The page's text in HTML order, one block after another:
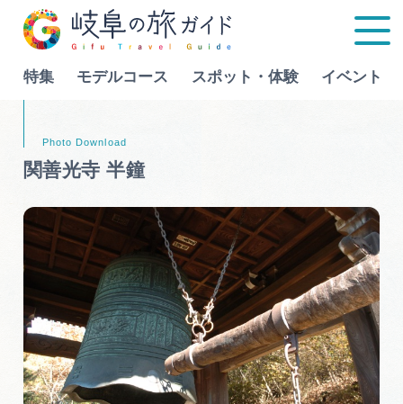
特集 モデルコース スポット・体験 イベント
特集
モデルコース
スポット・体験
イベント
グルメ
Language
行きたいリストを見る
関善光寺 半鐘